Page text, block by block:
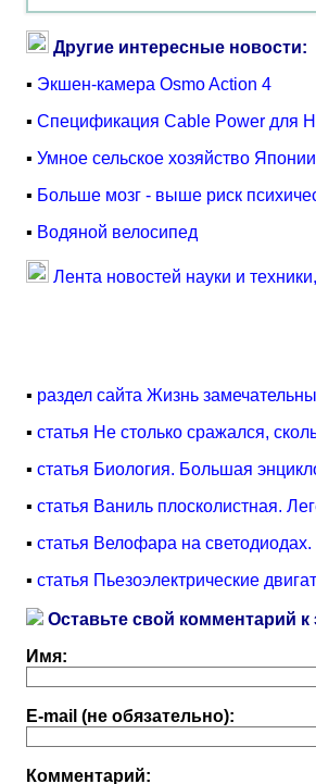
Другие интересные новости:
▪ Экшен-камера Osmo Action 4
▪ Спецификация Cable Power для
▪ Умное сельское хозяйство
▪ Больше мозг - выше риск
▪ Водяной велосипед
Лента новостей науки и
▪ раздел сайта Жизнь
▪ статья Не столько сражался,
▪ статья Биология. Большая
▪ статья Ваниль плосколистная.
▪ статья Велофара на
▪ статья Пьезоэлектрические
Оставьте свой комментарий к
Имя:
E-mail (не обязательно):
Комментарий: